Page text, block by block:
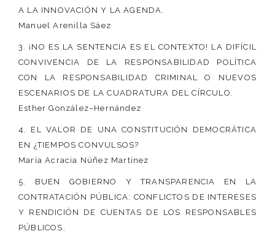
A LA INNOVACIÓN Y LA AGENDA.
Manuel Arenilla Sáez
3. ¡NO ES LA SENTENCIA ES EL CONTEXTO! LA DIFÍCIL
CONVIVENCIA DE LA RESPONSABILIDAD POLÍTICA
CON LA RESPONSABILIDAD CRIMINAL O NUEVOS
ESCENARIOS DE LA CUADRATURA DEL CÍRCULO.
Esther González–Hernández
4. EL VALOR DE UNA CONSTITUCIÓN DEMOCRÁTICA
EN ¿TIEMPOS CONVULSOS?
María Acracia Núñez Martínez
5. BUEN GOBIERNO Y TRANSPARENCIA EN LA
CONTRATACIÓN PÚBLICA: CONFLICTOS DE INTERESES
Y RENDICIÓN DE CUENTAS DE LOS RESPONSABLES
PÚBLICOS.